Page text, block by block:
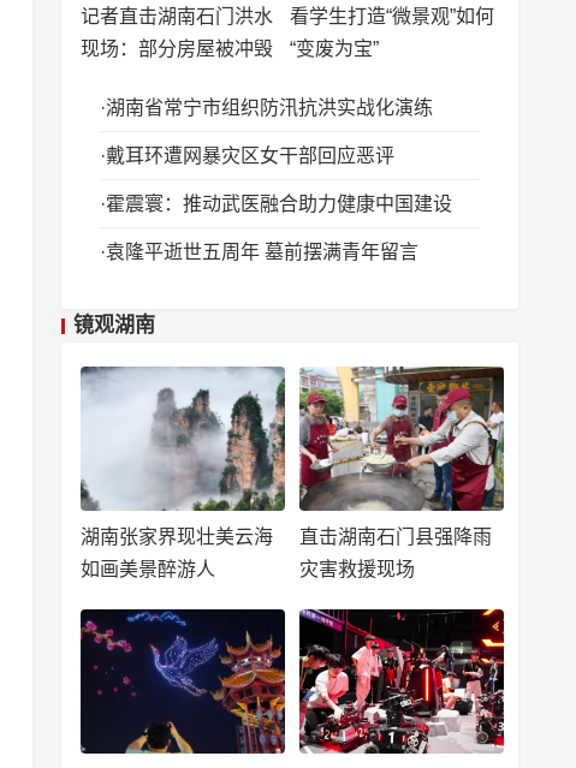
记者直击湖南石门洪水
现场：部分房屋被冲毁
看学生打造“微景观”如何
“变废为宝”
湖南省常宁市组织防汛抗洪实战化演练
戴耳环遭网暴灾区女干部回应恶评
霍震寰：推动武医融合助力健康中国建设
袁隆平逝世五周年 墓前摆满青年留言
镜观湖南
湖南张家界现壮美云海
如画美景醉游人
直击湖南石门县强降雨
灾害救援现场